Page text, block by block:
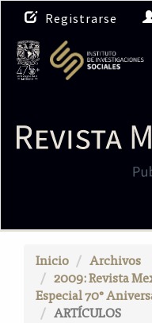
N
a
v
e
g
i
ó
n
c
p
a
Registrarse
Inicio
Archivos
2009: Revista
Especial 70°
ARTÍCULOS